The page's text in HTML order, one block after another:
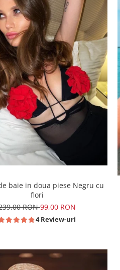
baie in doua piese Negru cu
flori
RON99,00 RON
4 Review-uri